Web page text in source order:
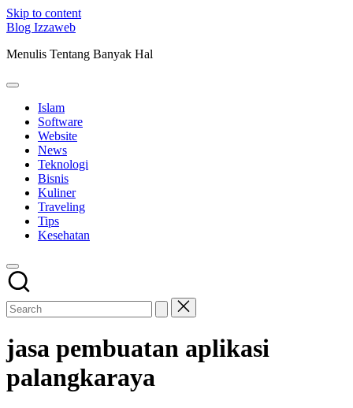
Skip to content
Blog Izzaweb
Menulis Tentang Banyak Hal
Islam
Software
Website
News
Teknologi
Bisnis
Kuliner
Traveling
Tips
Kesehatan
jasa pembuatan aplikasi
palangkaraya